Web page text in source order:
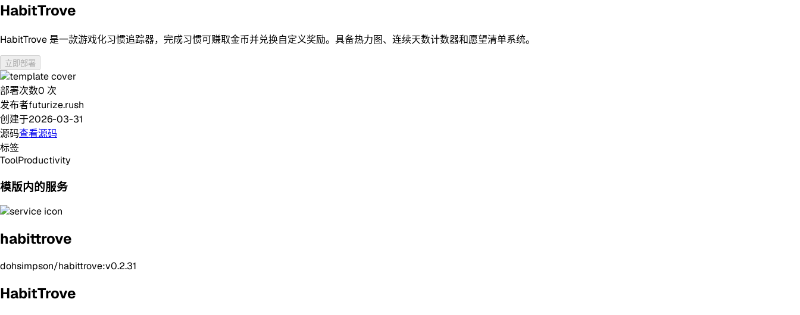
HabitTrove
HabitTrove 是一款游戏化习惯追踪器，完成习惯可赚取金币并兑换自定义奖励。具备热力图、连续天数计数器和愿望清单系统。
立即部署
部署次数0 次
发布者futurize.rush
创建于2026-03-31
源码查看源码
标签
ToolProductivity
模版内的服务
habittrove
dohsimpson/habittrove:v0.2.31
HabitTrove